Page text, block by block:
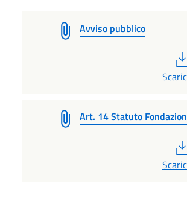
Avviso pubblico
Art. 14 Statuto